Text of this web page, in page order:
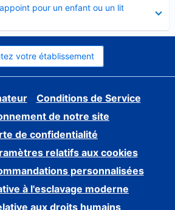
pour un enfant ou un lit
votre établissement
Conditions de Service
de notre site
de confidentialité
relatifs aux cookies
personnalisées
à l'esclavage moderne
aux droits humains